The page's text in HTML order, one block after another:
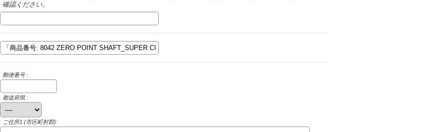
確認ください。
郵便番号 :
都道府県 :
ご住所1 (市区町村郡):